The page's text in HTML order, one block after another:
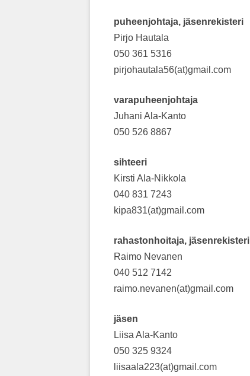
puheenjohtaja, jäsenrekisteri
Pirjo Hautala
050 361 5316
pirjohautala56(at)gmail.com
varapuheenjohtaja
Juhani Ala-Kanto
050 526 8867
sihteeri
Kirsti Ala-Nikkola
040 831 7243
kipa831(at)gmail.com
rahastonhoitaja, jäsenrekisteri
Raimo Nevanen
040 512 7142
raimo.nevanen(at)gmail.com
jäsen
Liisa Ala-Kanto
050 325 9324
liisaala223(at)gmail.com